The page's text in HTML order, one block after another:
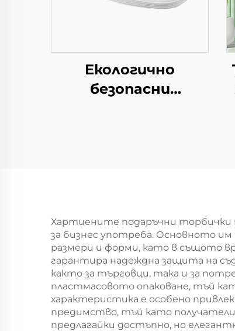
Екологично
безопасни
сандвич, сладолед,
кръгли/овални
узори като
алтернатива на
пластмасата
Хартиените подаръчни торбички
за бизнес употреба. Основното
размери и форми, като в същото
гарантира надеждна защита на
както за търговци, така и за
пластмасовото опаковане, тъй
характеристика е особено
предимство, тъй като
предлагайки достъпно, но